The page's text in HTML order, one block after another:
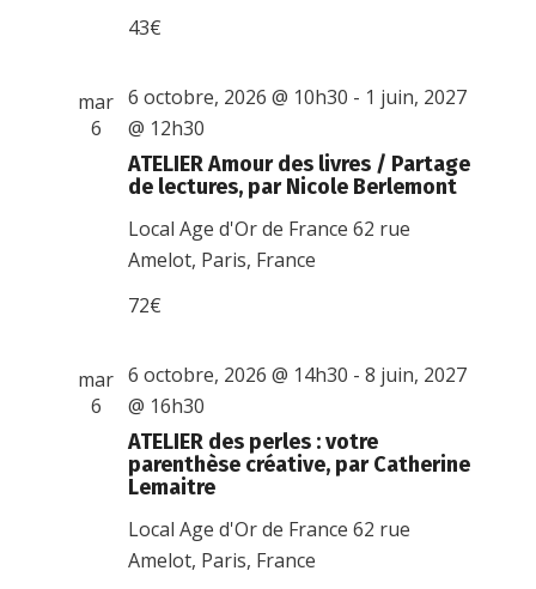
43€
mar
6
ATELIER Amour des livres / Partage
de lectures, par Nicole Berlemont
6 octobre, 2026 @ 10h30 - 1 juin, 2027
@ 12h30
Local Age d'Or de France62 rue
Amelot, Paris, France
72€
mar
6
ATELIER des perles : votre
parenthèse créative, par Catherine
Lemaitre
6 octobre, 2026 @ 14h30 -8 juin, 2027
@ 16h30
Local Age d'Or de France62 rue
Amelot, Paris, France